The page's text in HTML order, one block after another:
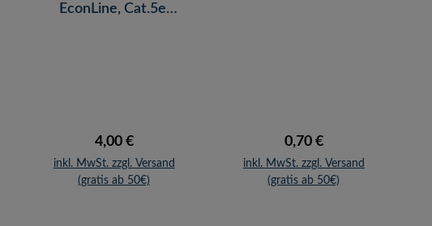
EconLine, Cat.5e,
Regulärer Preis:
4,00 €
inkl. MwSt. zzgl. Versand
(gratis ab 50€)
Regulärer Preis:
0,70 €
inkl. MwSt. zzgl. Versand
(gratis ab 50€)